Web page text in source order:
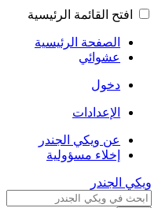
افتح القائمة الرئيسية
الصفحة الرئيسية
عشوائي
دخول
الإعدادات
عن ويكي الجندر
إخلاء مسؤولية
ويكي الجندر